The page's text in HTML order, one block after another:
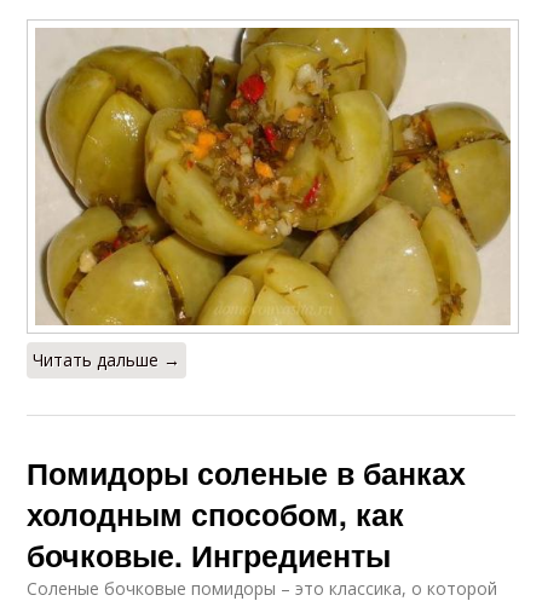
Читать дальше →
Помидоры соленые в банках
холодным способом, как
бочковые. Ингредиенты
Соленые бочковые помидоры – это классика, о которой